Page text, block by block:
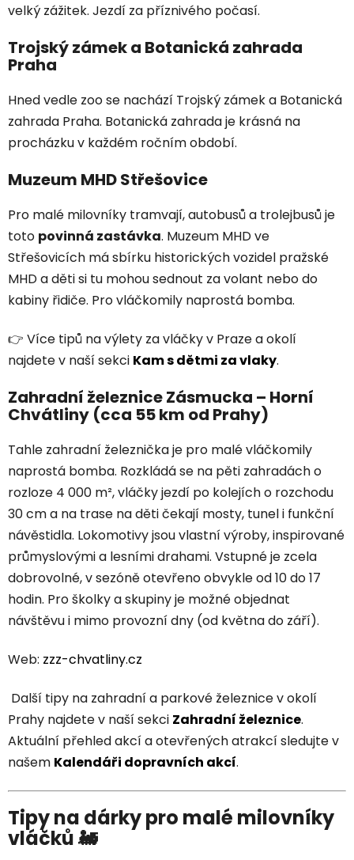
velký zážitek. Jezdí za příznivého počasí.
Trojský zámek a Botanická zahrada
Praha
Hned vedle zoo se nachází Trojský zámek a Botanická
zahrada Praha. Botanická zahrada je krásná na
procházku v každém ročním období.
Muzeum MHD Střešovice
Pro malé milovníky tramvají, autobusů a trolejbusů je
toto povinná zastávka. Muzeum MHD ve
Střešovicích má sbírku historických vozidel pražské
MHD a děti si tu mohou sednout za volant nebo do
kabiny řidiče. Pro vláčkomily naprostá bomba.
👉 Více tipů na výlety za vláčky v Praze a okolí
najdete v naší sekci Kam s dětmi za vlaky.
Zahradní železnice Zásmucka – Horní
Chvátliny (cca 55 km od Prahy)
Tahle zahradní železnička je pro malé vláčkomily
naprostá bomba. Rozkládá se na pěti zahradách o
rozloze 4 000 m², vláčky jezdí po kolejích o rozchodu
30 cm a na trase na děti čekají mosty, tunel i funkční
návěstidla. Lokomotivy jsou vlastní výroby, inspirované
průmyslovými a lesními drahami. Vstupné je zcela
dobrovolné, v sezóně otevřeno obvykle od 10 do 17
hodin. Pro školky a skupiny je možné objednat
návštěvu i mimo provozní dny (od května do září).
Web: zzz-chvatliny.cz
Další tipy na zahradní a parkové železnice v okolí
Prahy najdete v naší sekci Zahradní železnice.
Aktuální přehled akcí a otevřených atrakcí sledujte v
našem Kalendáři dopravních akcí.
Tipy na dárky pro malé milovníky
vláčků 🚂